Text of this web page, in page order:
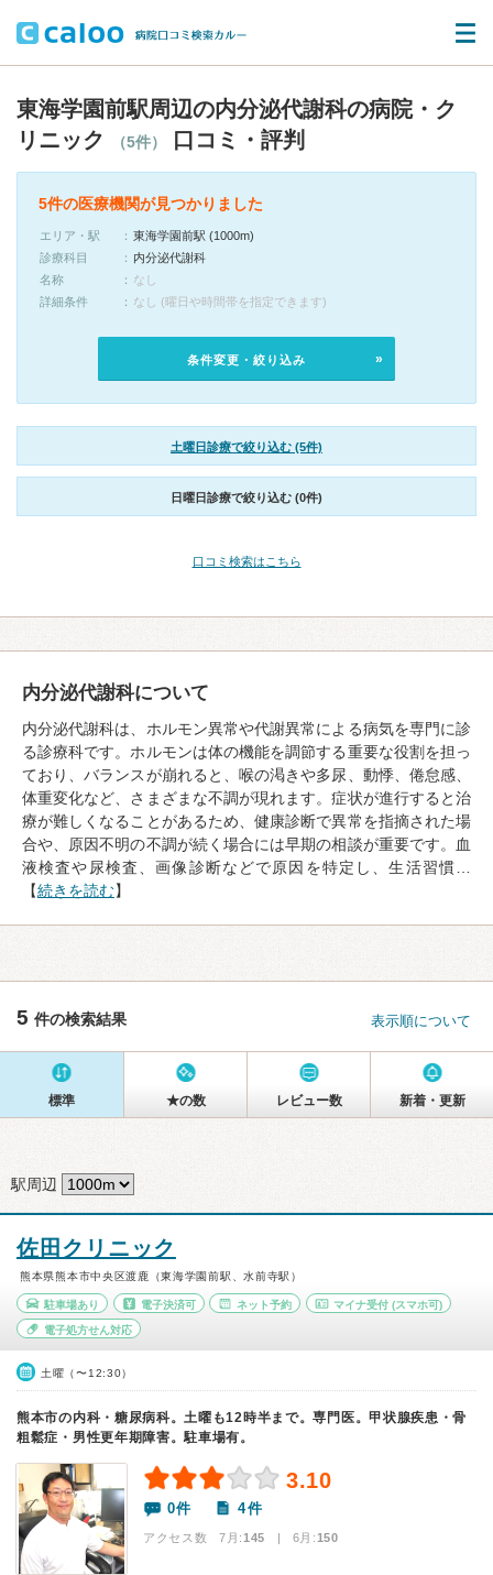
東海学園前駅周辺の内分泌代謝科の病院・ク
リニック
（5件） 口コミ・評判
5件の医療機関が見つかりました
エリア・駅
東海学園前駅 (1000m)
診療科目
内分泌代謝科
名称
なし
詳細条件
なし (曜日や時間帯を指定できます)
条件変更・絞り込み
土曜日診療で絞り込む (5件)
日曜日診療で絞り込む (0件)
口コミ検索はこちら
内分泌代謝科について
内分泌代謝科は、ホルモン異常や代謝異常による病気を専門に診
る診療科です。ホルモンは体の機能を調節する重要な役割を担っ
ており、バランスが崩れると、喉の渇きや多尿、動悸、倦怠感、
体重変化など、さまざまな不調が現れます。症状が進行すると治
療が難しくなることがあるため、健康診断で異常を指摘された場
合や、原因不明の不調が続く場合には早期の相談が重要です。血
液検査や尿検査、画像診断などで原因を特定し、生活習慣…
【続きを読む】
5 件の検索結果 表示順について
標準 ★の数 レビュー数 新着・更新
駅周辺
佐田クリニック
熊本県熊本市中央区渡鹿（東海学園前駅、水前寺駅）
駐車場あり 電子決済可 ネット予約 マイナ受付 (スマホ可)
電子処方せん対応
土曜（〜12:30）
熊本市の内科・糖尿病科。土曜も12時半まで。専門医。甲状腺疾患・骨
粗鬆症・男性更年期障害。駐車場有。
3.10
0件 4件
アクセス数 7月:145 | 6月:150